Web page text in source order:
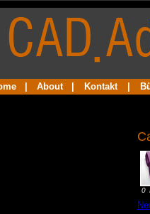
About Kontakt
0